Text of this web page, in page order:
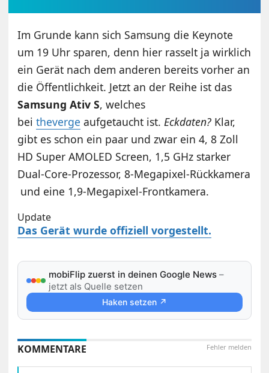
Im Grunde kann sich Samsung die Keynote
um 19 Uhr sparen, denn hier rasselt ja wirklich
ein Gerät nach dem anderen bereits vorher an
die Öffentlichkeit. Jetzt an der Reihe ist das
Samsung Ativ S, welches
beitheverge aufgetaucht ist. Eckdaten? Klar,
gibt es schon ein paar und zwar ein 4, 8 Zoll
HD Super AMOLED Screen, 1,5 GHz starker
Dual-Core-Prozessor, 8-Megapixel-Rückkamera
und eine 1,9-Megapixel-Frontkamera.
Update
Das Gerät wurde offiziell vorgestellt.
mobiFlip zuerst in deinen Google News –
jetzt als Quelle setzen
Haken setzen ↗
Fehler melden
KOMMENTARE